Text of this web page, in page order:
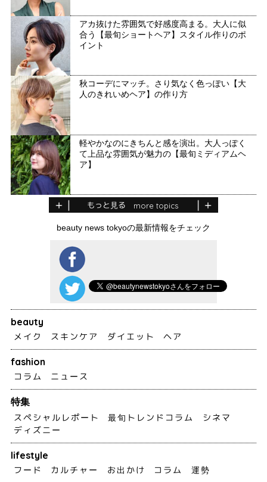
アカ抜けた雰囲気で好感度高まる。大人に似
合う【最旬ショートヘア】スタイル作りのポ
イント
秋コーデにマッチ。さり気なく色っぽい【大
人のきれいめヘア】の作り方
軽やかなのにきちんと感を演出。大人っぽく
て上品な雰囲気が魅力の【最旬ミディアムヘ
ア】
もっと見る more topics
beauty news tokyoの最新情報をチェック
beauty
メイク
スキンケア ダイエット ヘア
fashion
コラム
ニュース
特集
スペシャルレポート
最旬トレンドコラム
シネマ
ディズニー
lifestyle
フード
カルチャー お出かけ コラム 運勢